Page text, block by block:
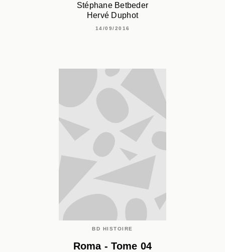
Stéphane Betbeder
Hervé Duphot
14/09/2016
BD HISTOIRE
Roma - Tome 04